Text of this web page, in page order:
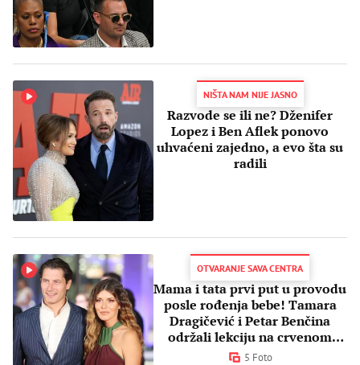
NIŠTA NAM NIJE JASNO
Razvode se ili ne? Dženifer
Lopez i Ben Aflek ponovo
uhvaćeni zajedno, a evo šta su
radili
OTVARANJE SAVA CENTRA
Mama i tata prvi put u provodu
posle rođenja bebe! Tamara
Dragičević i Petar Benčina
održali lekciju na crvenom
tepihu
5 Foto